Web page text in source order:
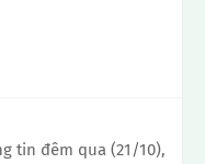
tin đêm qua (21/10),